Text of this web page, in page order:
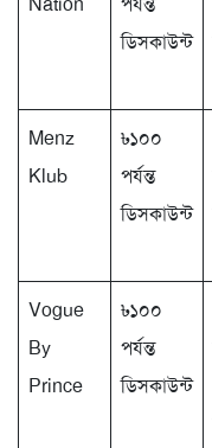
ডিসকাউন্ট
Menz
Klub
৳১০০
পর্যন্ত
ডিসকাউন্ট
Vogue
By
Prince
৳১০০
পর্যন্ত
ডিসকাউন্ট